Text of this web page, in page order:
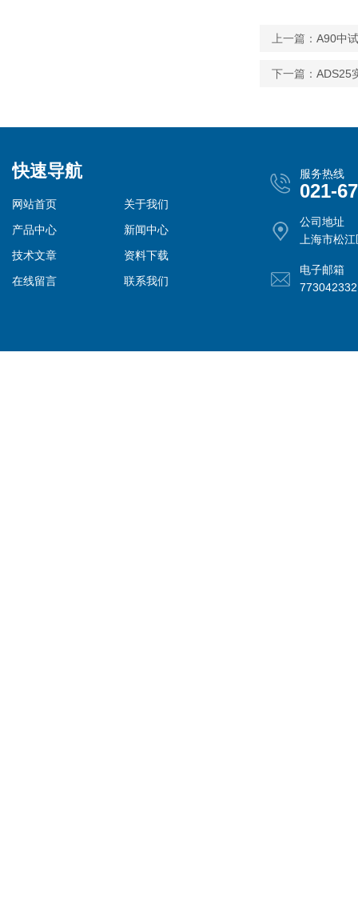
上一篇： A90中
下一篇： ADS25
快速导航
网站首页
关于我们
产品中心
新闻中心
技术文章
资料下载
在线留言
联系我们
服务热线
021-
公司地址
上海市松
电子邮箱